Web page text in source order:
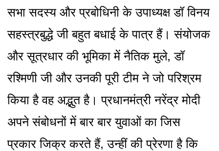
सभा सदस्य और प्रबोधिनी के उपाध्यक्ष डॉ विनय
सहस्त्रबुद्धे जी बहुत बधाई के पात्र हैं। संयोजक
और सूत्रधार की भूमिका में नैतिक मुले, डॉ
रश्मिणी जी और उनकी पूरी टीम ने जो परिश्रम
किया है वह अद्भुत है। प्रधानमंत्री नरेंद्र मोदी
अपने संबोधनों में बार बार युवाओं का जिस
प्रकार जिक्र करते हैं, उन्हीं की प्रेरणा है कि